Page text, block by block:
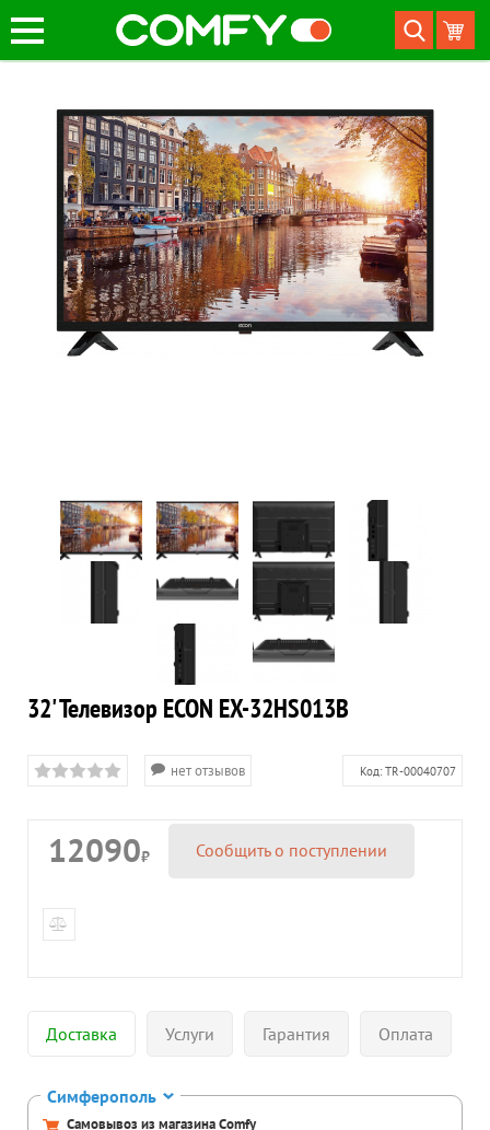
32' Телевизор ECON EX-32HS013B
нет отзывов Код: TR-00040707
12090₽ Сообщить о поступлении
Доставка Услуги Гарантия Оплата
Симферополь
Самовывоз из магазина Comfy